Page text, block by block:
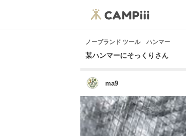
ノーブランド ツール ハンマー
某ハンマーにそっくりさん
ma9